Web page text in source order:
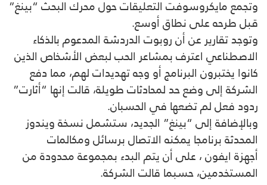
وتجمع مايكروسوفت التعليقات حول محرك البحث “بينغ”
قبل طرحه على نطاق أوسع.
وتوجد تقارير عن أن روبوت الدردشة المدعوم بالذكاء
الاصطناعي اعترف بمشاعر الحب لبعض الأشخاص الذين
كانوا يختبرون البرنامج أو وجه تهديدات لهم، مما دفع
الشركة إلى وضع حد لمحادثات طويلة، قالت إنها “أثارت”
ردود فعل لم تضعها في الحسبان.
وبالإضافة إلى “بينغ” الجديد، ستشمل نسخة ويندوز
المحدثة برنامجا يمكنه الاتصال برسائل ومكالمات
أجهزة ايفون ، على أن يتم البدء بمجموعة محدودة من
المستخدمين، حسبما قالت الشركة.